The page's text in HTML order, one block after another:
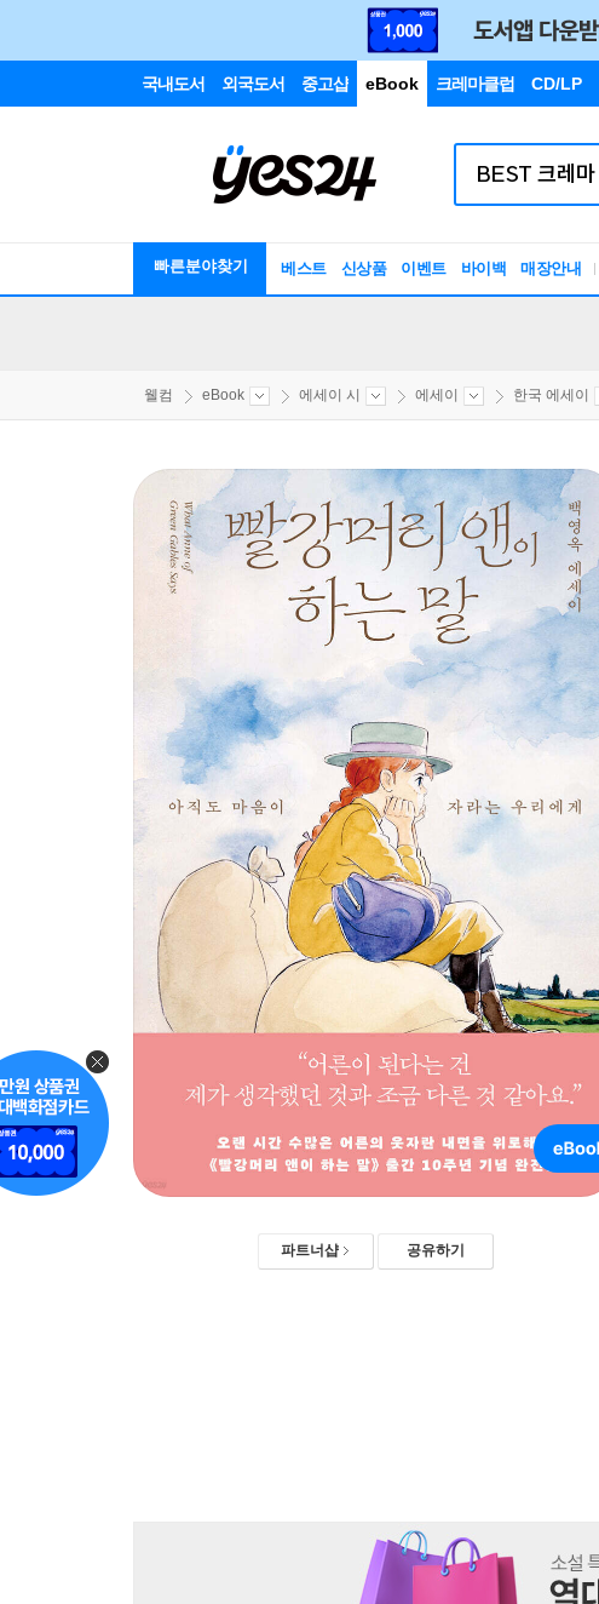
국내도서 외국도서 중고샵 eBook 크레마클럽 CD/LP
빠른분야찾기 베스트 신상품 이벤트 바이백 매장안내
웰컴 eBook 에세이 시 에세이 한국 에세이
파트너샵 공유하기